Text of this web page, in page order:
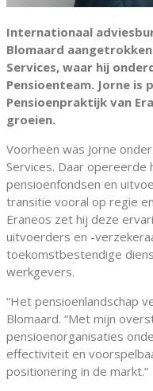
Internationaal
Blomaard
Services, waar hij
Pensioenteam. Jorne is
Pensioenpraktijk van
groeien.
Voorheen was Jorne
Services. Daar opereerde
pensioenfondsen en
transitie vooral op regie
Eraneos zet hij deze
uitvoerders en -
toekomstbestendige
werkgevers.
“Het pensioenlandschap
Blomaard. “Met mijn
pensioenorganisaties
effectiviteit en
positionering in de markt.”